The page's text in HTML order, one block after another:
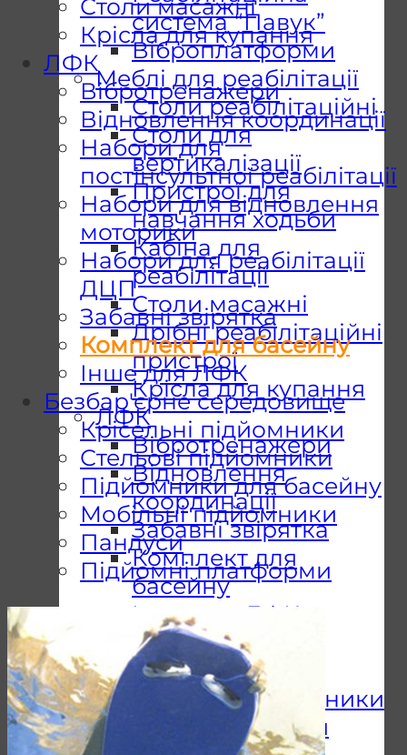
система “Павук”
Віброплатформи
Меблі для реабілітації
Столи реабілітаційні
Столи для
вертикалізації
Пристрої для
навчання ходьби
Кабіна для
реабілітації
Столи масажні
Дрібні реабілітаційні
пристрої
Крісла для купання
ЛФК
Вібротренажери
Відновлення
координації
Забавні звірятка
Комплект для
басейну
Інше для ЛФК
Безбар’єрне
середовище
Стельові підйомники
Підйомники для
Столи масажні
Крісла для купання
ЛФК
Вібротренажери
Відновлення координації
Набори для
постінсультної реабілітації
Набори для відновлення
моторики
Набори для реабілітації
ДЦП
Забавні звірятка
Комплект для басейну
Інше для ЛФК
Безбар'єрне середовище
Крісельні підйомники
Стельові підйомники
Підйомники для басейну
Мобільні підйомники
Пандуси
Підйомні платформи